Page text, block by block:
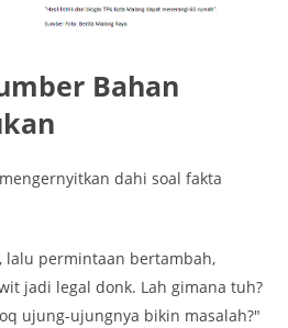
Bahan
dahi soal fakta
lalu permintaan bertambah,
jadi legal donk. Lah gimana tuh?
ujung-ujungnya bikin masalah?"